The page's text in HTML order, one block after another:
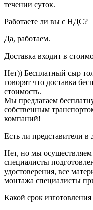
течении суток.
Работаете ли вы с НДС?
Да, работаем.
Доставка входит в
Нет)) Бесплатный сыр
говорят что доставка
стоимость.
Мы предлагаем
собственным
компаний!
Есть ли представители в
Нет, но мы
специалисты
удостоверения, все
монтажа специалисты
Какой срок изготовления